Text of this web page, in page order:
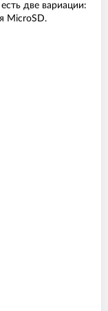
две вариации:
MicroSD.